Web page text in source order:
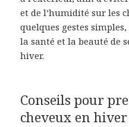
et de l’humidité sur les
quelques gestes
la santé et la beauté de
hiver.
Conseils pour
cheveux en hiver